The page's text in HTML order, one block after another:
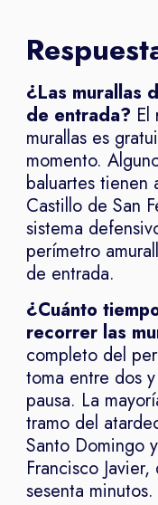
¿Las murallas
de entrada?
murallas es
momento.
baluartes tienen
Castillo de San
sistema
perímetro
de entrada.
¿Cuánto
recorrer las
completo del
toma entre dos
pausa. La
tramo del
Santo Domingo
Francisco
sesenta minutos.